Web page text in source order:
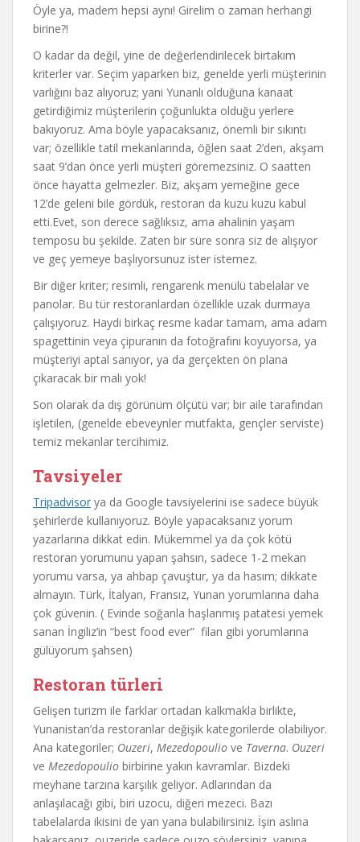
Öyle ya, madem hepsi aynı! Girelim o zaman herhangi
birine?!
O kadar da değil, yine de değerlendirilecek birtakım
kriterler var. Seçim yaparken biz, genelde yerli müşterinin
varlığını baz alıyoruz; yani Yunanlı olduğuna kanaat
getirdiğimiz müşterilerin çoğunlukta olduğu yerlere
bakıyoruz. Ama böyle yapacaksanız, önemli bir sıkıntı
var; özellikle tatil mekanlarında, öğlen saat 2’den, akşam
saat 9’dan önce yerli müşteri göremezsiniz. O saatten
önce hayatta gelmezler. Biz, akşam yemeğine gece
12’de geleni bile gördük, restoran da kuzu kuzu kabul
etti.Evet, son derece sağlıksız, ama ahalinin yaşam
temposu bu şekilde. Zaten bir süre sonra siz de alışıyor
ve geç yemeye başlıyorsunuz ister istemez.
Bir diğer kriter; resimli, rengarenk menülü tabelalar ve
panolar. Bu tür restoranlardan özellikle uzak durmaya
çalışıyoruz. Haydi birkaç resme kadar tamam, ama adam
spagettinin veya çipuranın da fotoğrafını koyuyorsa, ya
müşteriyi aptal sanıyor, ya da gerçekten ön plana
çıkaracak bir malı yok!
Son olarak da dış görünüm ölçütü var; bir aile tarafından
işletilen, (genelde ebeveynler mutfakta, gençler serviste)
temiz mekanlar tercihimiz.
Tavsiyeler
Tripadvisor ya da Google tavsiyelerini ise sadece büyük
şehirlerde kullanıyoruz. Böyle yapacaksanız yorum
yazarlarına dikkat edin. Mükemmel ya da çok kötü
restoran yorumunu yapan şahsın, sadece 1-2 mekan
yorumu varsa, ya ahbap çavuştur, ya da hasım; dikkate
almayın. Türk, İtalyan, Fransız, Yunan yorumlarına daha
çok güvenin. ( Evinde soğanla haşlanmış patatesi yemek
sanan İngiliz’in “best food ever” filan gibi yorumlarına
gülüyorum şahsen)
Restoran türleri
Gelişen turizm ile farklar ortadan kalkmakla birlikte,
Yunanistan’da restoranlar değişik kategorilerde olabiliyor.
Ana kategoriler; Ouzeri, Mezedopoulio ve Taverna. Ouzeri
ve Mezedopoulio birbirine yakın kavramlar. Bizdeki
meyhane tarzına karşılık geliyor. Adlarından da
anlaşılacağı gibi, biri uzocu, diğeri mezeci. Bazı
tabelalarda ikisini de yan yana bulabilirsiniz. İşin aslına